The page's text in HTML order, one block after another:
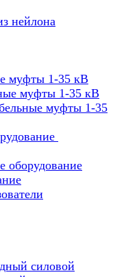
нейлона
муфты 1-35 кВ
муфты 1-35 кВ
муфты 1-35
силовой